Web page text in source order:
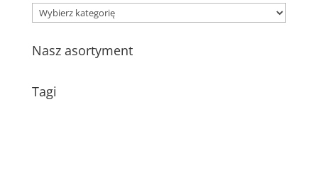
Kategorie
Nasz asortyment
Tagi